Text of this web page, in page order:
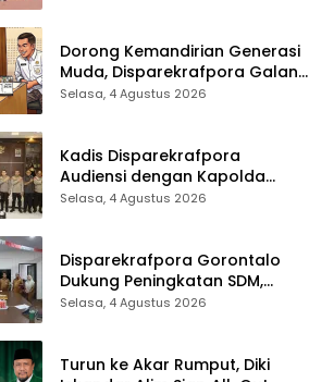
Dorong Kemandirian Generasi
Muda, Disparekrafpora Galang
Dukungan Penuh Para Aleg
Selasa, 4 Agustus 2026
Kadis Disparekrafpora
Audiensi dengan Kapolda
Gorontalo, Perkuat Sinergi
Selasa, 4 Agustus 2026
Disparekrafpora Gorontalo
Dukung Peningkatan SDM,
Berikan Rekomendasi Studi S3
Selasa, 4 Agustus 2026
Turun ke Akar Rumput, Diki